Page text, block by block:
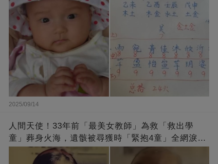
2025/09/14
人間天使！33年前「最美女教師」為救「救出學
童」葬身火海，遺骸被尋獲時「緊抱4童」全網淚
崩：真正的英雄不該被遺忘